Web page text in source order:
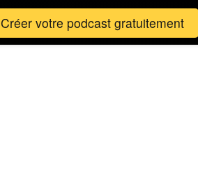
Créer votre podcast gratuitement